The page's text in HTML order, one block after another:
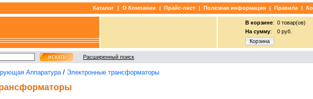
Каталог | О Компании | Прайс-лист | Полезная информация | Правила |
В корзине: 0 товар(ов)
На сумму:
0 руб.
Корзина
Расширенный поиск
Аппаратура/ Электронные трансформаторы